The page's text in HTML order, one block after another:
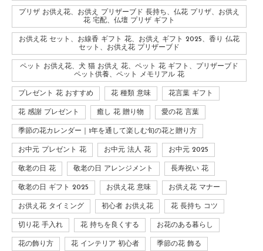
プリザ お供え花、お供え プリザーブド 長持ち、仏花 プリザ、お供え
花 宅配、仏壇 プリザ ギフト
お供え花 セット、お線香 ギフト 花、お供え ギフト 2025、香り 仏花
セット、お供え花 プリザーブド
ペット お供え花、犬 猫 お供え 花、ペット 花 ギフト、プリザーブド
ペット供養、ペット メモリアル 花
プレゼント 花 おすすめ 花 種類 意味 花言葉 ギフト
花 感謝 プレゼント 癒し 花 贈り物 愛の花 言葉
季節の花カレンダー｜1年を通して楽しむ旬の花と贈り方
お中元 プレゼント 花 お中元 法人 花 お中元 2025
敬老の日 花 敬老の日 アレンジメント 長寿祝い 花
敬老の日 ギフト 2025 お供え花 意味 お供え花 マナー
お供え花 タイミング 初心者 お供え花 花 長持ち コツ
切り花 手入れ 花 持ちを良くする お花のある暮らし
花の飾り方 花 インテリア 初心者 季節の花 飾る